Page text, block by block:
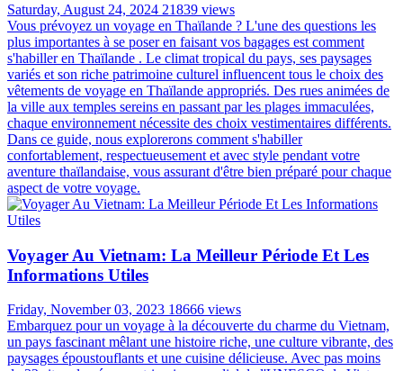
Saturday, August 24, 2024 21839 views
Vous prévoyez un voyage en Thaïlande ? L'une des questions les
plus importantes à se poser en faisant vos bagages est comment
s'habiller en Thaïlande . Le climat tropical du pays, ses paysages
variés et son riche patrimoine culturel influencent tous le choix des
vêtements de voyage en Thaïlande appropriés. Des rues animées de
la ville aux temples sereins en passant par les plages immaculées,
chaque environnement nécessite des choix vestimentaires différents.
Dans ce guide, nous explorerons comment s'habiller
confortablement, respectueusement et avec style pendant votre
aventure thaïlandaise, vous assurant d'être bien préparé pour chaque
aspect de votre voyage.
Voyager Au Vietnam: La Meilleur Période Et Les
Informations Utiles
Friday, November 03, 2023 18666 views
Embarquez pour un voyage à la découverte du charme du Vietnam,
un pays fascinant mêlant une histoire riche, une culture vibrante, des
paysages époustouflants et une cuisine délicieuse. Avec pas moins